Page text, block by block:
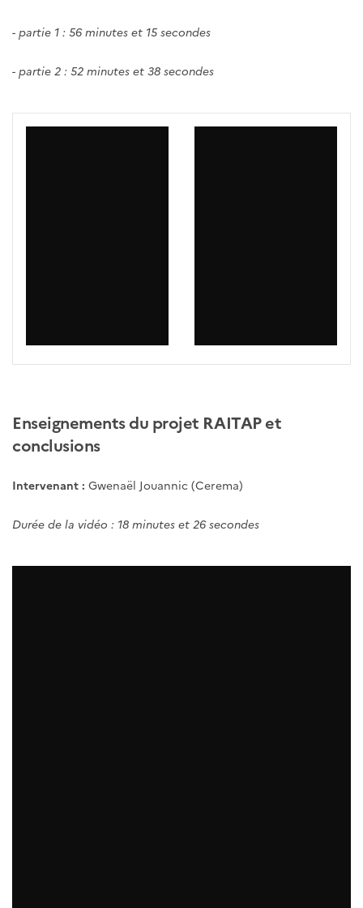
- partie 1 : 56 minutes et 15 secondes
- partie 2 : 52 minutes et 38 secondes
Enseignements du projet RAITAP et
conclusions
Intervenant : Gwenaël Jouannic (Cerema)
Durée de la vidéo : 18 minutes et 26 secondes